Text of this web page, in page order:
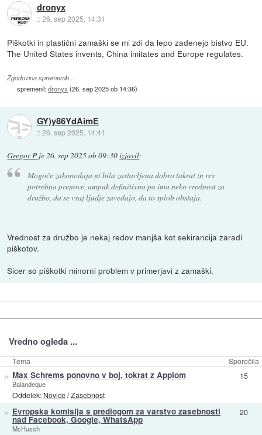
dronyx
::26. sep 2025, 14:31
Piškotki in plastični zamaški se mi zdi da lepo zadenejo bistvo EU.
The United States invents, China imitates and Europe regulates.
Zgodovina sprememb…
spremenil:dronyx (26. sep 2025 ob 14:36)
GY)y86YdAimE
::26. sep 2025, 14:41
Gregor P je26. sep 2025 ob 09:30izjavil:
Mogoče zakonodaja ni bila zastavljena dobro takrat in res
potrebna prenove, ampak definitivno pa ima neko vrednost za
družbo, da se vsaj ljudje zavedajo, da to sploh obstaja.
Vrednost za družbo je nekaj redov manjša kot sekirancija zaradi
piškotov.
Sicer so piškotki minorni problem v primerjavi z zamaški.
Vredno ogleda ...
Tema Sporočila
» Max Schrems ponovno v boj, tokrat z Applom
Balandeque
Oddelek: Novice/Zasebnost
15
» Evropska komisija s predlogom za varstvo zasebnosti
nad Facebook, Google, WhatsApp
McHusch
20